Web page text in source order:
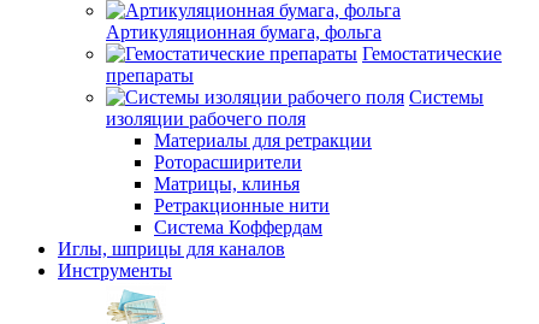
Артикуляционная бумага, фольга
Гемостатические
препараты
Системы
изоляции рабочего поля
Материалы для ретракции
Роторасширители
Матрицы, клинья
Ретракционные нити
Система Коффердам
Иглы, шприцы для каналов
Инструменты